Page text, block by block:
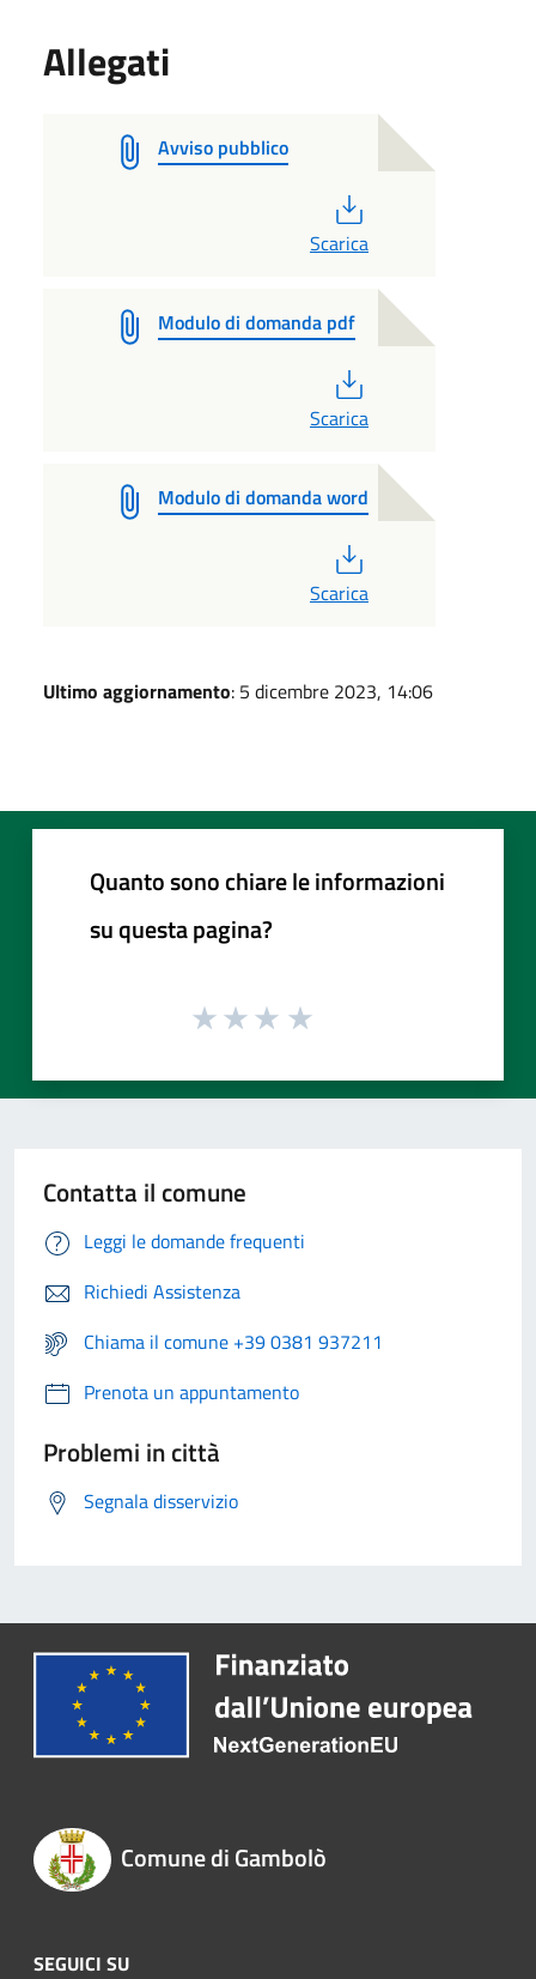
Allegati
Avviso pubblico
Scarica
Modulo di domanda pdf
Scarica
Modulo di domanda word
Scarica
Ultimo aggiornamento: 5 dicembre 2023, 14:06
Quanto sono chiare le informazioni
su questa pagina?
Contatta il comune
Leggi le domande frequenti
Richiedi Assistenza
Chiama il comune +39 0381 937211
Prenota un appuntamento
Problemi in città
Segnala disservizio
Comune di Gambolò
SEGUICI SU